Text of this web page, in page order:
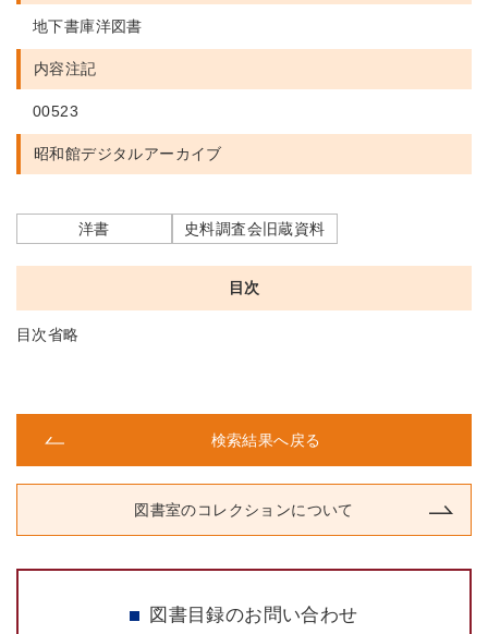
地下書庫洋図書
内容注記
00523
昭和館デジタルアーカイブ
洋書 史料調査会旧蔵資料
目次
目次省略
検索結果へ戻る
図書室のコレクションについて
図書目録のお問い合わせ